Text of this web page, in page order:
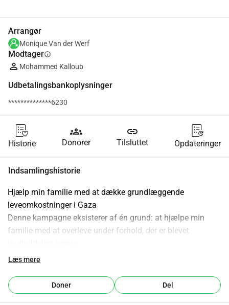
Arrangør
Monique Van der Werf
Modtagerinfo
Mohammed Kalloub
Udbetalingsbankoplysninger
**************6230
Historie
groups
Donorer
link
Tilsluttet Opdateringer
Indsamlingshistorie
Hjælp min familie med at dække grundlæggende
leveomkostninger i Gaza
Denne kampagne eksisterer af én grund: at hjælpe min
familie med at overleve under forhold, der er blevet
Den igangværende konflikt har gjort dagligdagen i Gaza til
til elektricitet, rent vand og essentielle tjenester er ekstremt
begrænset, mens priserne på mad og husholdningsartikler
Læs mere
Doner Del